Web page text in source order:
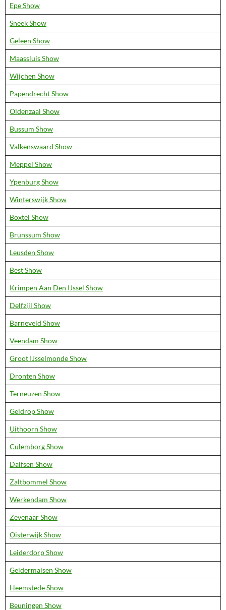
Epe Show
Sneek Show
Geleen Show
Maassluis Show
Wijchen Show
Papendrecht Show
Oldenzaal Show
Bussum Show
Valkenswaard Show
Meppel Show
Ypenburg Show
Winterswijk Show
Boxtel Show
Brunssum Show
Leusden Show
Best Show
Krimpen Aan Den IJssel Show
Delfzijl Show
Barneveld Show
Veendam Show
Groot IJsselmonde Show
Dronten Show
Terneuzen Show
Geldrop Show
Uithoorn Show
Culemborg Show
Dalfsen Show
Zaltbommel Show
Werkendam Show
Zevenaar Show
Oisterwijk Show
Leiderdorp Show
Geldermalsen Show
Heemstede Show
Beuningen Show